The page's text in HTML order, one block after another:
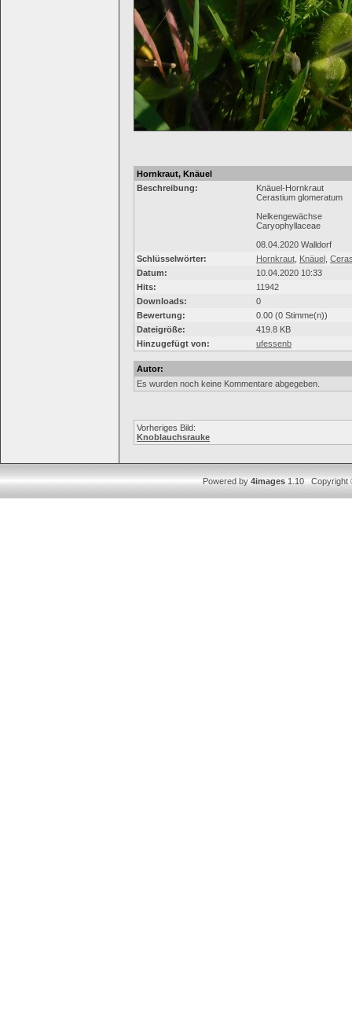
Hornkraut, Knäuel
Beschreibung:
Knäuel-Hornkraut
Cerastium glomeratum
Nelkengewächse
Caryophyllaceae
08.04.2020 Walldorf
Schlüsselwörter:
Hornkraut Knäuel
Datum:
10.04.2020 10:33
Hits:
11942
Downloads:
0
Bewertung:
0.00 (0 Stimme(n))
Dateigröße:
419.8 KB
Hinzugefügt von:
ufessenb
Autor:
Es wurden noch keine Kommentare abgegeben.
Vorheriges Bild:
Knoblauchsrauke
Powered by4images1.10 Copyright